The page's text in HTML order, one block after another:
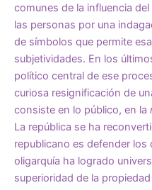
comunes de la influencia
las personas por una
de símbolos que permite
subjetividades. En los
político central de ese
curiosa resignificación de
consiste en lo público, en la
La república se ha
republicano es defender
oligarquía ha logrado
superioridad de la